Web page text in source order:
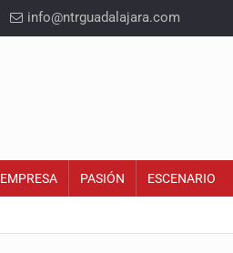
info@ntrguadalajara.com
EMPRESA PASIÓN ESCENARIO